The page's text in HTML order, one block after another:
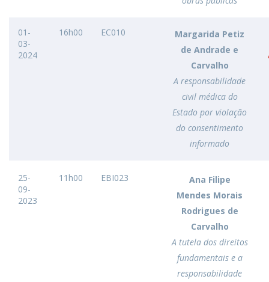
01-
03-
2024
16h00 EC010
Margarida Petiz
de Andrade e
Carvalho
A responsabilidade
civil médica do
Estado por violação
do consentimento
informado
25-
09-
2023
11h00 EBI023
Ana Filipe
Mendes Morais
Rodrigues de
Carvalho
A tutela dos direitos
fundamentais e a
responsabilidade